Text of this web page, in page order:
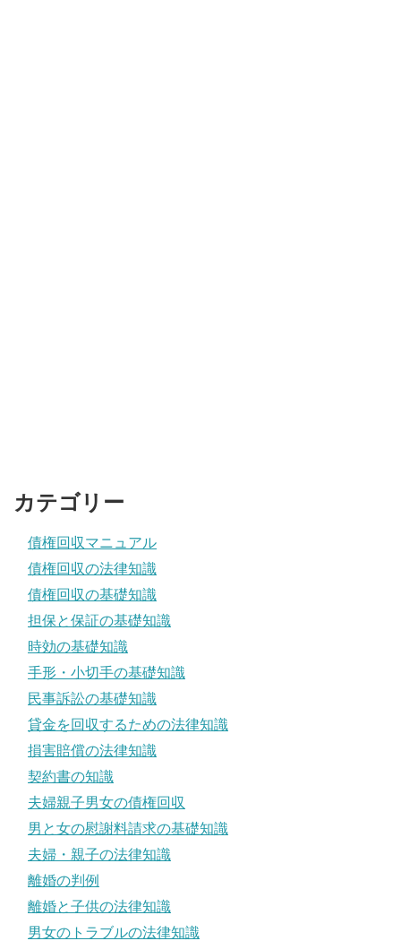
カテゴリー
債権回収マニュアル
債権回収の法律知識
債権回収の基礎知識
担保と保証の基礎知識
時効の基礎知識
手形・小切手の基礎知識
民事訴訟の基礎知識
貸金を回収するための法律知識
損害賠償の法律知識
契約書の知識
夫婦親子男女の債権回収
男と女の慰謝料請求の基礎知識
夫婦・親子の法律知識
離婚の判例
離婚と子供の法律知識
男女のトラブルの法律知識